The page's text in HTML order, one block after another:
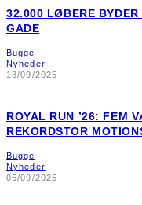
32.000 LØBERE
GADE
Bugge
Nyheder
13/09/2025
ROYAL RUN ’26: FEM
REKORDSTOR
Bugge
Nyheder
05/09/2025